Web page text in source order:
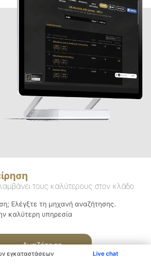
εγκαταστάσεων Live chat
τους καλύτερους στον κλάδο
Ελέγξτε τη μηχανή αναζήτησης.
καλύτερη υπηρεσία
Αναζήτηση